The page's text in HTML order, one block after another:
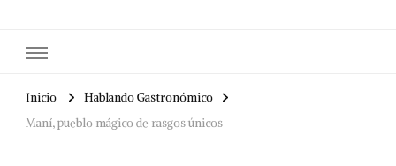
Inicio
Hablando Gastronómico
Maní, pueblo mágico de rasgos únicos